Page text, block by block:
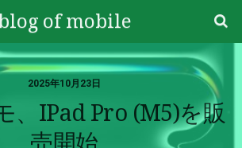
of mobile
2025年10月23日
、iPad Pro (M5)を販
売開始